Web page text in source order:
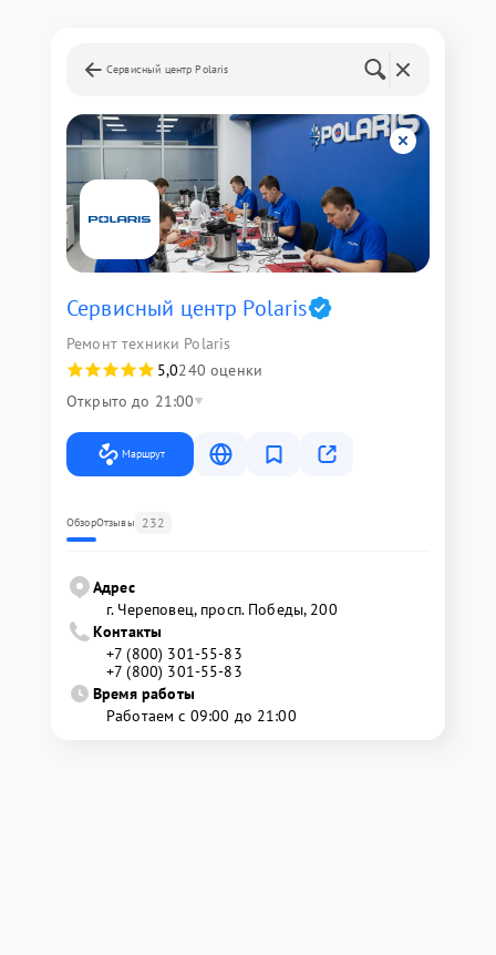
Сервисный центр Polaris
Сервисный центр Polaris
Ремонт техники Polaris
5,0240 оценки
Открыто до 21:00
Маршрут
ОбзорОтзывы 232
Адрес
г. Череповец, просп. Победы, 200
Контакты
+7 (800) 301-55-83
+7 (800) 301-55-83
Время работы
Работаем с 09:00 до 21:00